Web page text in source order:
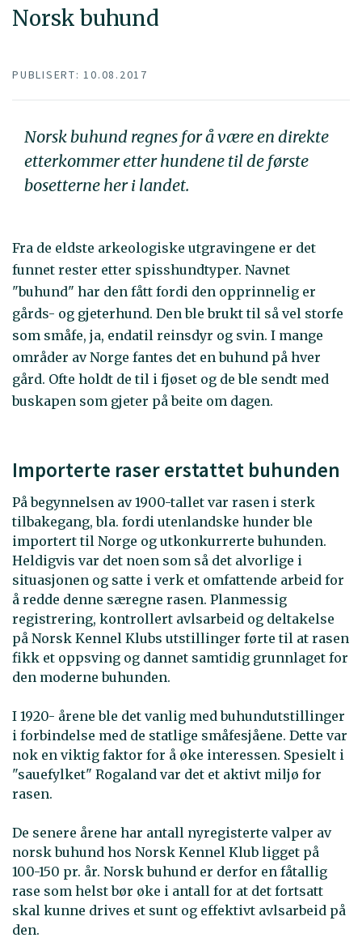
Norsk buhund
PUBLISERT: 10.08.2017
Norsk buhund regnes for å være en direkte
etterkommer etter hundene til de første
bosetterne her i landet.
Fra de eldste arkeologiske utgravingene er det
funnet rester etter spisshundtyper. Navnet
"buhund" har den fått fordi den opprinnelig er
gårds- og gjeterhund. Den ble brukt til så vel storfe
som småfe, ja, endatil reinsdyr og svin. I mange
områder av Norge fantes det en buhund på hver
gård. Ofte holdt de til i fjøset og de ble sendt med
buskapen som gjeter på beite om dagen.
Importerte raser erstattet buhunden
På begynnelsen av 1900-tallet var rasen i sterk
tilbakegang, bla. fordi utenlandske hunder ble
importert til Norge og utkonkurrerte buhunden.
Heldigvis var det noen som så det alvorlige i
situasjonen og satte i verk et omfattende arbeid for
å redde denne særegne rasen. Planmessig
registrering, kontrollert avlsarbeid og deltakelse
på Norsk Kennel Klubs utstillinger førte til at rasen
fikk et oppsving og dannet samtidig grunnlaget for
den moderne buhunden.
I 1920- årene ble det vanlig med buhundutstillinger
i forbindelse med de statlige småfesjåene. Dette var
nok en viktig faktor for å øke interessen. Spesielt i
"sauefylket" Rogaland var det et aktivt miljø for
rasen.
De senere årene har antall nyregisterte valper av
norsk buhund hos Norsk Kennel Klub ligget på
100-150 pr. år. Norsk buhund er derfor en fåtallig
rase som helst bør øke i antall for at det fortsatt
skal kunne drives et sunt og effektivt avlsarbeid på
den.